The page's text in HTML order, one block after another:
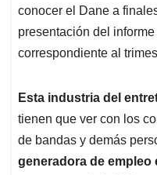
conocer el Dane a
presentación del
correspondiente al
Esta industria del
tienen que ver con los
de bandas y demás
generadora de empleo